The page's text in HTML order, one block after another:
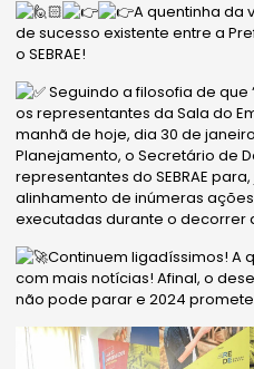
A quentinha da
de sucesso existente entre a
o SEBRAE!
Seguindo a filosofia de que
os representantes da Sala do
manhã de hoje, dia 30 de
Planejamento, o Secretário de
representantes do SEBRAE
alinhamento de inúmeras
executadas durante o decorrer
Continuem ligadíssimos! A
com mais notícias! Afinal, o
não pode parar e 2024